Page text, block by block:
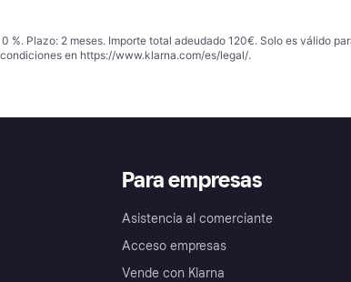
Plazo: 2 meses. Importe total adeudado 120€. Solo es válido
en https://www.klarna.com/es/legal/.
Para empresas
Asistencia al comerciante
Acceso empresas
Vende con Klarna